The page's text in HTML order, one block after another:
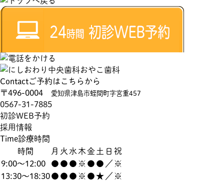
Contactご予約はこちらから
〒496-0004
愛知県津島市蛭間町字宮重457
0567-31-7885
初診WEB予約
採用情報
Time診療時間
時間
月 火水木金土 日 祝
9:00～12:00 ●●●※●● ／※
13:30～18:30●●●※●★／※